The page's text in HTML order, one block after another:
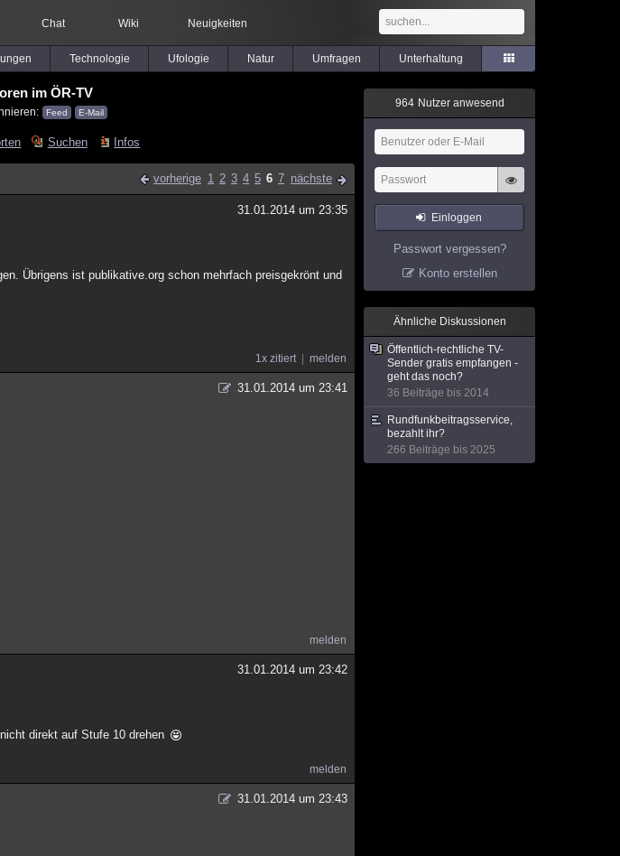
Chat Wiki Neuigkeiten
Technologie Ufologie Natur Umfragen Unterhaltung
im ÖR-TV
Feed E-Mail
Suchen Infos
vorherige 1 2 3 4 5 6 7 nächste
31.01.2014 um 23:35
Übrigens ist publikative.org schon mehrfach preisgekrönt und
1x zitiert melden
31.01.2014 um 23:41
melden
31.01.2014 um 23:42
direkt auf Stufe 10 drehen
melden
31.01.2014 um 23:43
964 Nutzer anwesend
Einloggen
Passwort vergessen?
Konto erstellen
Ähnliche Diskussionen
Öffentlich-rechtliche TV-
Sender gratis empfangen -
geht das noch?
36 Beiträge bis 2014
Rundfunkbeitragsservice,
bezahlt ihr?
266 Beiträge bis 2025